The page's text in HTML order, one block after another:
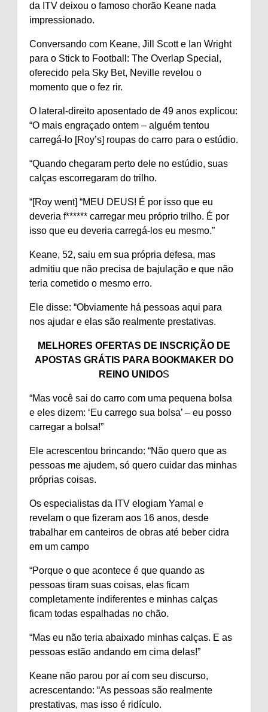
da ITV deixou o famoso chorão Keane nada
impressionado.
Conversando com Keane, Jill Scott e Ian Wright
para o Stick to Football: The Overlap Special,
oferecido pela Sky Bet, Neville revelou o
momento que o fez rir.
O lateral-direito aposentado de 49 anos explicou:
“O mais engraçado ontem – alguém tentou
carregá-lo [Roy’s] roupas do carro para o estúdio.
“Quando chegaram perto dele no estúdio, suas
calças escorregaram do trilho.
“[Roy went] “MEU DEUS! É por isso que eu
deveria f****** carregar meu próprio trilho. É por
isso que eu deveria carregá-los eu mesmo.”
Keane, 52, saiu em sua própria defesa, mas
admitiu que não precisa de bajulação e que não
teria cometido o mesmo erro.
Ele disse: “Obviamente há pessoas aqui para
nos ajudar e elas são realmente prestativas.
MELHORES OFERTAS DE INSCRIÇÃO DE
APOSTAS GRÁTIS PARA BOOKMAKER DO
REINO UNIDOS
“Mas você sai do carro com uma pequena bolsa
e eles dizem: ‘Eu carrego sua bolsa’ – eu posso
carregar a bolsa!”
Ele acrescentou brincando: “Não quero que as
pessoas me ajudem, só quero cuidar das minhas
próprias coisas.
Os especialistas da ITV elogiam Yamal e
revelam o que fizeram aos 16 anos, desde
trabalhar em canteiros de obras até beber cidra
em um campo
“Porque o que acontece é que quando as
pessoas tiram suas coisas, elas ficam
completamente indiferentes e minhas calças
ficam todas espalhadas no chão.
“Mas eu não teria abaixado minhas calças. E as
pessoas estão andando em cima delas!”
Keane não parou por aí com seu discurso,
acrescentando: “As pessoas são realmente
prestativas, mas isso é ridículo.